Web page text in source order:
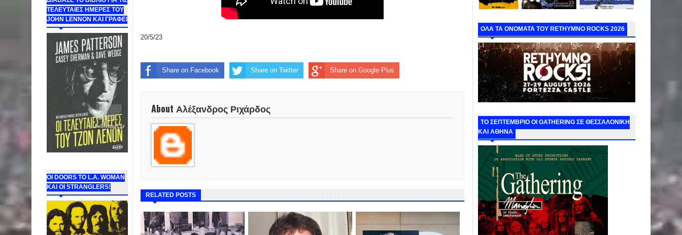
ΤΕΛΕΥΤΑΙΕΣ ΗΜΕΡΕΣ ΤΟΥ
JOHN LENNON ΚΑΙ ΓΡΑΦΕΙ
ΟΙ DOORS ΤΟ L.A. WOMAN
KAI OI STRANGLERS!
20/5/23
Share on Facebook Share on Twitter Share on Google Plus
About Αλέξανδρος Ριχάρδος
RELATED POSTS
ΟΛΑ ΤΑ ΟΝΟΜΑΤΑ ΤΟΥ RETHYMNO ROCKS 2026
ΤΟ ΣΕΠΤΕΜΒΡΙΟ ΟΙ GATHERING ΣΕ ΘΕΣΣΑΛΟΝΙΚΗ
ΚΑΙ ΑΘΗΝΑ